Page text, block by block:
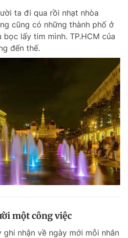
ta đi qua rồi nhạt nhòa
cũng có những thành phố ở
lấy tim mình. TP.HCM của
đến thế.
một công việc
nhận về ngày mới mỗi nhân